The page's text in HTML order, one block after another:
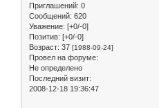
Приглашений: 0
Сообщений: 620
Уважение: [+0/-0]
Позитив: [+0/-0]
Возраст: 37 [1988-09-24]
Провел на форуме:
Не определено
Последний визит:
2008-12-18 19:36:47